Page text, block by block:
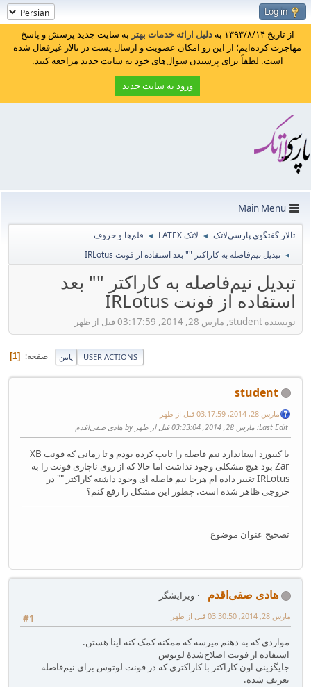
Log in
از تاریخ ۱۳۹۳/۸/۱۴ به دلیل ارائه خدمات بهتر به سایت جدید پرسش و پاسخ
مهاجرت کرده‌ایم؛ از این رو امکان عضویت و ارسال پست در تالار غیرفعال شده
است. لطفاً برای پرسیدن سوال‌های خود به سایت جدید مراجعه کنید.
ورود به سایت جدید
Main Menu
تالار گفتگوی پارسی‌لاتک ◄ لاتک LATEX ◄ قلم‌ها و حروف
◄ تبدیل نیم‌فاصله به کاراکتر "" بعد استفاده از فونت IRLotus
تبدیل نیم‌فاصله به کاراکتر "" بعد
استفاده از فونت IRLotus
نویسنده student, مارس 28, 2014, 03:17:59 قبل از ظهر
پایین صفحه 1 USER ACTIONS
student
مارس 28, 2014, 03:17:59 قبل از ظهر
Last Edit: مارس 28, 2014, 03:33:04 قبل از ظهر by هادی صفی‌اقدم
با کیبورد استاندارد نیم فاصله را تایپ کرده بودم و تا زمانی که فونت XB
Zar بود هیچ مشکلی وجود نداشت اما حالا که از روی ناچاری فونت را به
IRLotus تغییر داده ام هرجا نیم فاصله ای وجود داشته کاراکتر "" در
خروجی ظاهر شده است. چطور این مشکل را رفع کنم؟
تصحیح عنوان موضوع
هادی صفی‌اقدم
ویرایشگر
#1
مارس 28, 2014, 03:30:50 قبل از ظهر
مواردی که به ذهنم میرسه که ممکنه کمک کنه اینا هستن.
استفاده از فونت اصلاح‌شدهٔ لوتوس
جایگزینی اون کاراکتر با کاراکتری که در فونت لوتوس برای نیم‌فاصله
تعریف شده.